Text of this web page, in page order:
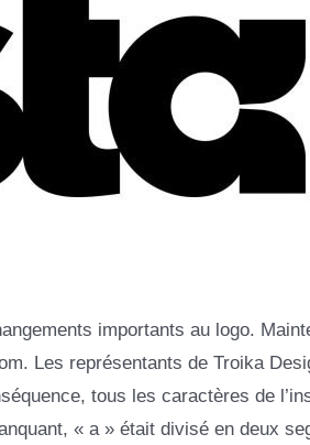
importants au logo.
Les représentants de Troika
tous les caractères de
« a » était divisé en deux